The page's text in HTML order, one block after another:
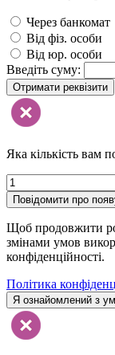
Через банкомат
Від фіз. особи
Від юр. особи
Введіть суму:
Отримати реквізити
Яка кількість вам
Повідомити про
Щоб продовжити
змінами умов
конфіденційності.
Політика
Я ознайомлений з